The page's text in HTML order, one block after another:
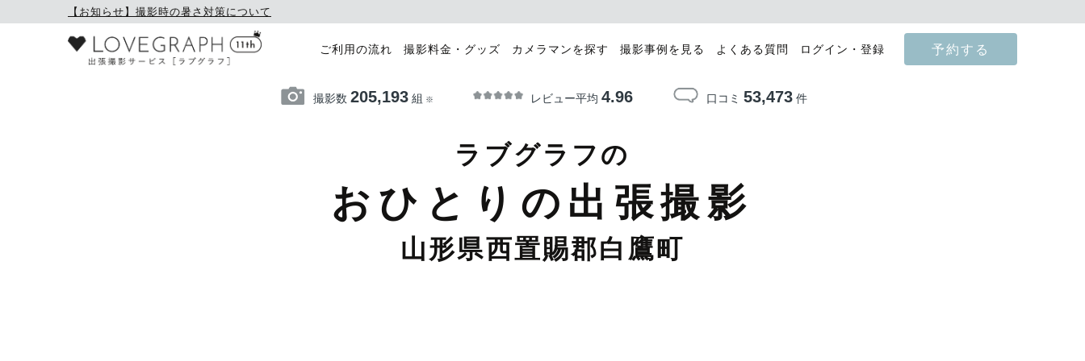
【お知らせ】撮影時の暑さ対策について
ご利用の流れ 撮影料金・グッズ カメラマンを探す 撮影事例を見る よくある質問 ログイン・登録 予約する
撮影数 205,193組 ※ レビュー平均 4.96 口コミ 53,473件
ラブグラフの
おひとりの出張撮影
山形県西置賜郡白鷹町